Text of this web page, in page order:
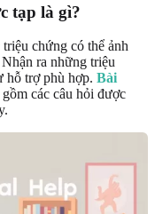
tạp là gì?
chứng có thể ảnh
ra những triệu
hỗ trợ phù hợp. Bài
các câu hỏi được